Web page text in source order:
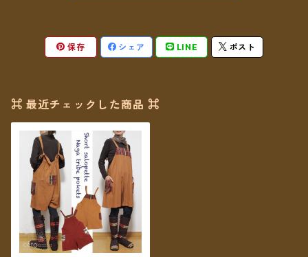
保存 シェア LINE ポスト
⌘ 最近チェックした商品 ⌘